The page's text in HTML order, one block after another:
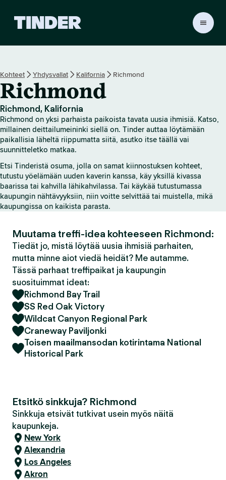
r
i
n
l
o
i
s
s
i
v
u
Kohteet Yhdysvallat Kalifornia Richmond
Richmond
Richmond, Kalifornia
Richmond on yksi parhaista paikoista tavata uusia ihmisiä. Katso,
millainen deittailumeininki siellä on. Tinder auttaa löytämään
paikallisia läheltä riippumatta siitä, asutko itse täällä vai
suunnitteletko matkaa.
Etsi Tinderistä osuma, jolla on samat kiinnostuksen kohteet,
tutustu yöelämään uuden kaverin kanssa, käy yksillä kivassa
baarissa tai kahvilla lähikahvilassa. Tai käykää tutustumassa
kaupungin nähtävyyksiin, niin voitte selvittää tai muistella, mikä
kaupungissa on kaikista parasta.
Muutama treffi-idea kohteeseen Richmond:
Tiedät jo, mistä löytää uusia ihmisiä parhaiten,
mutta minne aiot viedä heidät? Me autamme.
Tässä parhaat treffipaikat ja kaupungin
suosituimmat ideat:
Richmond Bay Trail
SS Red Oak Victory
Wildcat Canyon Regional Park
Craneway Paviljonki
Toisen maailmansodan kotirintama National
Historical Park
Etsitkö sinkkuja? Richmond
Sinkkuja etsivät tutkivat usein myös näitä
kaupunkeja.
New York
Alexandria
Los Angeles
Akron